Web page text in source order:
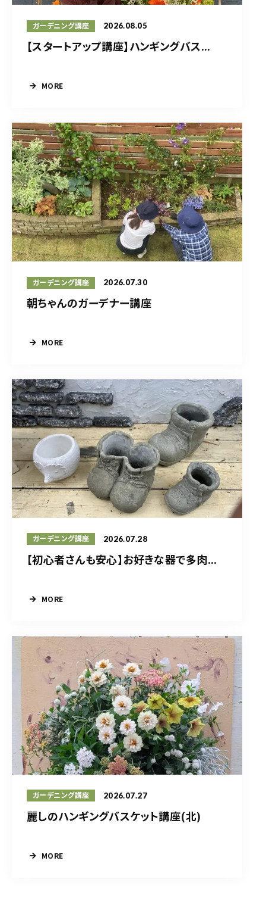
ガーデニング講座 2026.08.05
【スタートアップ講座】ハンギングバス...
MORE
ガーデニング講座 2026.07.30
朝ちゃんのガーデナー講座
MORE
ガーデニング講座 2026.07.28
【初心者さんも安心】お好きな器で多肉...
MORE
ガーデニング講座 2026.07.27
麗しのハンギングバスケット講座(北)
MORE